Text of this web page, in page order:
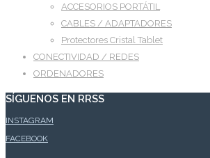
ACCESORIOS PORTÁTIL
CABLES / ADAPTADORES
Protectores Cristal Tablet
CONECTIVIDAD / REDES
ORDENADORES
SÍGUENOS EN RRSS
INSTAGRAM
FACEBOOK